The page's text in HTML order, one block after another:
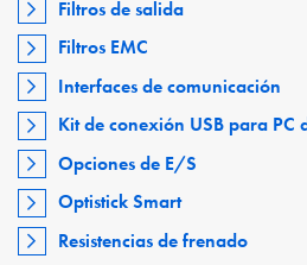
Filtros de salida
Filtros EMC
Interfaces de comunicación
Kit de conexión USB para PC
Opciones de E/S
Optistick Smart
Resistencias de frenado